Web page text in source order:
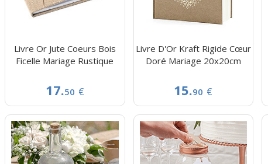
Livre Or Jute Coeurs Bois
Ficelle Mariage Rustique
17.50 €
Livre D'Or Kraft Rigide Cœur
Doré Mariage 20x20cm
15.90 €